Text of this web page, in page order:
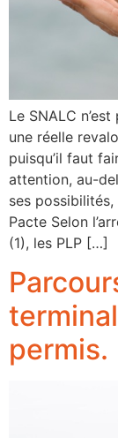
Le SNALC
une réelle
puisqu’il faut
attention, au-
ses
Pacte Selon
(1), les PLP […]
permis.